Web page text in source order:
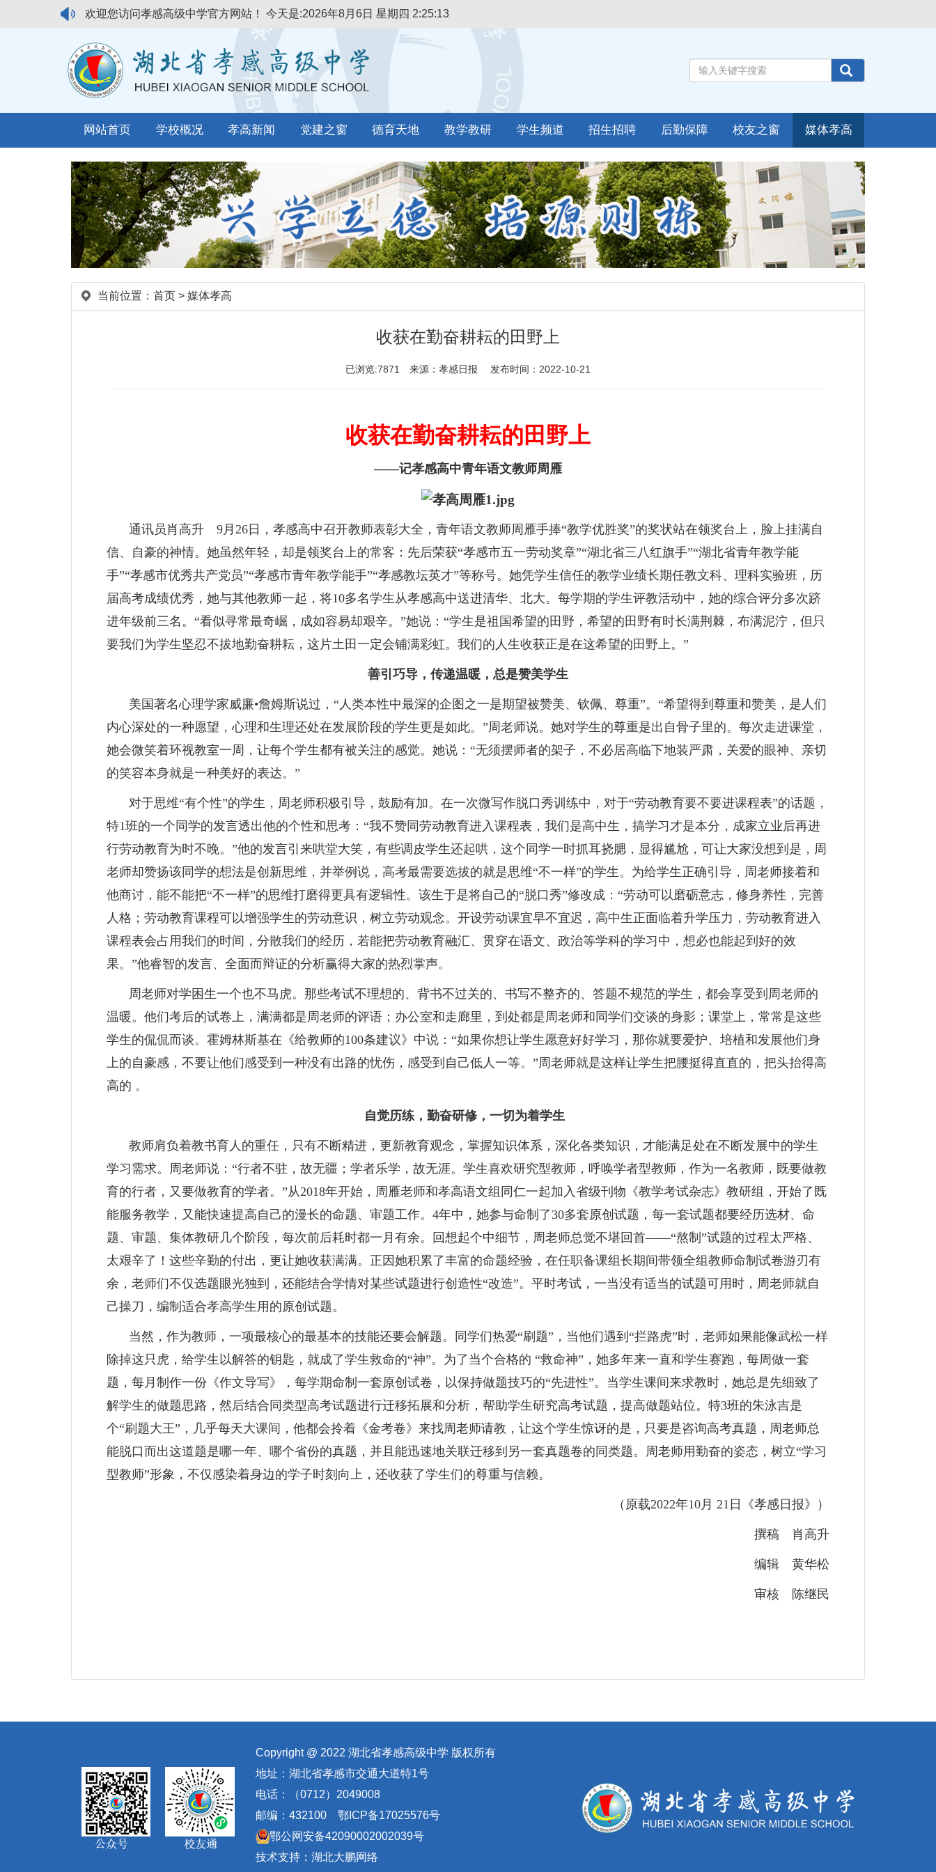
欢迎您访问孝感高级中学官方网站！ 今天是:2026年8月6日 星期四 2:25:14
网站首页 学校概况 孝高新闻 党建之窗 德育天地 教学教研 学生频道 招生招聘 后勤保障 校友之窗 媒体孝高
当前位置： 首页 > 媒体孝高
收获在勤奋耕耘的田野上
已浏览:7871 来源：孝感日报 发布时间：2022-10-21
收获在勤奋耕耘的田野上
——记孝感高中青年语文教师周雁
通讯员肖高升 9月26日，孝感高中召开教师表彰大全，青年语文教师周雁手捧“教学优胜奖”的奖状站在领奖台上，脸上挂满自
信、自豪的神情。她虽然年轻，却是领奖台上的常客：先后荣获“孝感市五一劳动奖章”“湖北省三八红旗手”“湖北省青年教学能
手”“孝感市优秀共产党员”“孝感市青年教学能手”“孝感教坛英才”等称号。她凭学生信任的教学业绩长期任教文科、理科实验班，历
届高考成绩优秀，她与其他教师一起，将10多名学生从孝感高中送进清华、北大。每学期的学生评教活动中，她的综合评分多次跻
进年级前三名。“看似寻常最奇崛，成如容易却艰辛。”她说：“学生是祖国希望的田野，希望的田野有时长满荆棘，布满泥泞，但只
要我们为学生坚忍不拔地勤奋耕耘，这片土田一定会铺满彩虹。我们的人生收获正是在这希望的田野上。”
善引巧导，传递温暖，总是赞美学生
美国著名心理学家威廉•詹姆斯说过，“人类本性中最深的企图之一是期望被赞美、钦佩、尊重”。“希望得到尊重和赞美，是人们
内心深处的一种愿望，心理和生理还处在发展阶段的学生更是如此。”周老师说。她对学生的尊重是出自骨子里的。每次走进课堂，
她会微笑着环视教室一周，让每个学生都有被关注的感觉。她说：“无须摆师者的架子，不必居高临下地装严肃，关爱的眼神、亲切
的笑容本身就是一种美好的表达。”
对于思维“有个性”的学生，周老师积极引导，鼓励有加。在一次微写作脱口秀训练中，对于“劳动教育要不要进课程表”的话题，
特1班的一个同学的发言透出他的个性和思考：“我不赞同劳动教育进入课程表，我们是高中生，搞学习才是本分，成家立业后再进
行劳动教育为时不晚。”他的发言引来哄堂大笑，有些调皮学生还起哄，这个同学一时抓耳挠腮，显得尴尬，可让大家没想到是，周
老师却赞扬该同学的想法是创新思维，并举例说，高考最需要选拔的就是思维“不一样”的学生。为给学生正确引导，周老师接着和
他商讨，能不能把“不一样”的思维打磨得更具有逻辑性。该生于是将自己的“脱口秀”修改成：“劳动可以磨砺意志，修身养性，完善
人格；劳动教育课程可以增强学生的劳动意识，树立劳动观念。开设劳动课宜早不宜迟，高中生正面临着升学压力，劳动教育进入
课程表会占用我们的时间，分散我们的经历，若能把劳动教育融汇、贯穿在语文、政治等学科的学习中，想必也能起到好的效
果。”他睿智的发言、全面而辩证的分析赢得大家的热烈掌声。
周老师对学困生一个也不马虎。那些考试不理想的、背书不过关的、书写不整齐的、答题不规范的学生，都会享受到周老师的
温暖。他们考后的试卷上，满满都是周老师的评语；办公室和走廊里，到处都是周老师和同学们交谈的身影；课堂上，常常是这些
学生的侃侃而谈。霍姆林斯基在《给教师的100条建议》中说：“如果你想让学生愿意好好学习，那你就要爱护、培植和发展他们身
上的自豪感，不要让他们感受到一种没有出路的忧伤，感受到自己低人一等。”周老师就是这样让学生把腰挺得直直的，把头抬得高
高的 。
自觉历练，勤奋研修，一切为着学生
教师肩负着教书育人的重任，只有不断精进，更新教育观念，掌握知识体系，深化各类知识，才能满足处在不断发展中的学生
学习需求。周老师说：“行者不驻，故无疆；学者乐学，故无涯。学生喜欢研究型教师，呼唤学者型教师，作为一名教师，既要做教
育的行者，又要做教育的学者。”从2018年开始，周雁老师和孝高语文组同仁一起加入省级刊物《教学考试杂志》教研组，开始了既
能服务教学，又能快速提高自己的漫长的命题、审题工作。4年中，她参与命制了30多套原创试题，每一套试题都要经历选材、命
题、审题、集体教研几个阶段，每次前后耗时都一月有余。回想起个中细节，周老师总觉不堪回首——“熬制”试题的过程太严格、
太艰辛了！这些辛勤的付出，更让她收获满满。正因她积累了丰富的命题经验，在任职备课组长期间带领全组教师命制试卷游刃有
余，老师们不仅选题眼光独到，还能结合学情对某些试题进行创造性“改造”。平时考试，一当没有适当的试题可用时，周老师就自
己操刀，编制适合孝高学生用的原创试题。
当然，作为教师，一项最核心的最基本的技能还要会解题。同学们热爱“刷题”，当他们遇到“拦路虎”时，老师如果能像武松一样
除掉这只虎，给学生以解答的钥匙，就成了学生救命的“神”。为了当个合格的 “救命神”，她多年来一直和学生赛跑，每周做一套
题，每月制作一份《作文导写》，每学期命制一套原创试卷，以保持做题技巧的“先进性”。当学生课间来求教时，她总是先细致了
解学生的做题思路，然后结合同类型高考试题进行迁移拓展和分析，帮助学生研究高考试题，提高做题站位。特3班的朱泳吉是
个“刷题大王”，几乎每天大课间，他都会拎着《金考卷》来找周老师请教，让这个学生惊讶的是，只要是咨询高考真题，周老师总
能脱口而出这道题是哪一年、哪个省份的真题，并且能迅速地关联迁移到另一套真题卷的同类题。周老师用勤奋的姿态，树立“学习
型教师”形象，不仅感染着身边的学子时刻向上，还收获了学生们的尊重与信赖。
（原载2022年10月 21日《孝感日报》）
撰稿 肖高升
编辑 黄华松
审核 陈继民
Copyright @ 2022 湖北省孝感高级中学 版权所有
地址：湖北省孝感市交通大道特1号
电话：（0712）2049008
邮编：432100 鄂ICP备17025576号
鄂公网安备42090002002039号
技术支持： 湖北大鹏网络